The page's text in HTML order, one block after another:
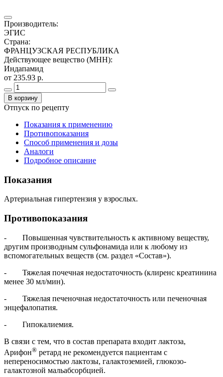
Производитель:
ЭГИС
Страна:
ФРАНЦУЗСКАЯ РЕСПУБЛИКА
Действующее вещество (МНН):
Индапамид
от 235.93 р.
В корзину
Отпуск по рецепту
Показания к применению
Противопоказания
Способ применения и дозы
Аналоги
Подробное описание
Показания
Артериальная гипертензия у взрослых.
Противопоказания
- Повышенная чувствительность к активному веществу,
другим производным сульфонамида или к любому из
вспомогательных веществ (см. раздел «Состав»).
- Тяжелая почечная недостаточность (клиренс креатинина
менее 30 мл/мин).
- Тяжелая печеночная недостаточность или печеночная
энцефалопатия.
- Гипокалиемия.
В связи с тем, что в состав препарата входит лактоза,
Арифон® ретард не рекомендуется пациентам с
непереносимостью лактозы, галактоземией, глюкозо-
галактозной мальабсорбцией.